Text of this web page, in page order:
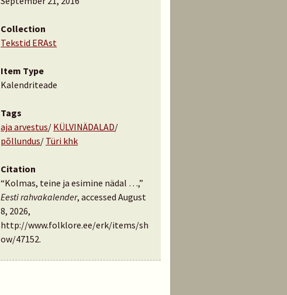
Collection
Tekstid ERAst
Item Type
Kalendriteade
Tags
aja arvestus/ KÜLVINÄDALAD/
põllundus/ Türi khk
Citation
“Kolmas, teine ja esimine nädal …,”
Eesti rahvakalender, accessed August
8, 2026,
http://www.folklore.ee/erk/items/sh
ow/47152.